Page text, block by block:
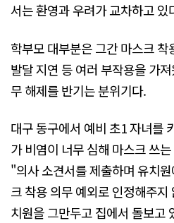
서는 환영과 우려가 교차하고 있
학부모 대부분은 그간 마스크 착
발달 지연 등 여러 부작용을 가
무 해제를 반기는 분위기다.
대구 동구에서 예비 초1 자녀를
가 비염이 너무 심해 마스크 쓰
"의사 소견서를 제출하며 유치
크 착용 의무 예외로 인정해주
치원을 그만두고 집에서 돌보고